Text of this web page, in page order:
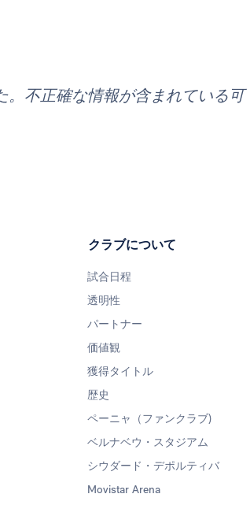
。不正確な情報が含まれている可
クラブについて
試合日程
透明性
パートナー
価値観
獲得タイトル
歴史
ペーニャ（ファンクラブ)
ベルナベウ・スタジアム
シウダード・デポルティバ
Movistar Arena